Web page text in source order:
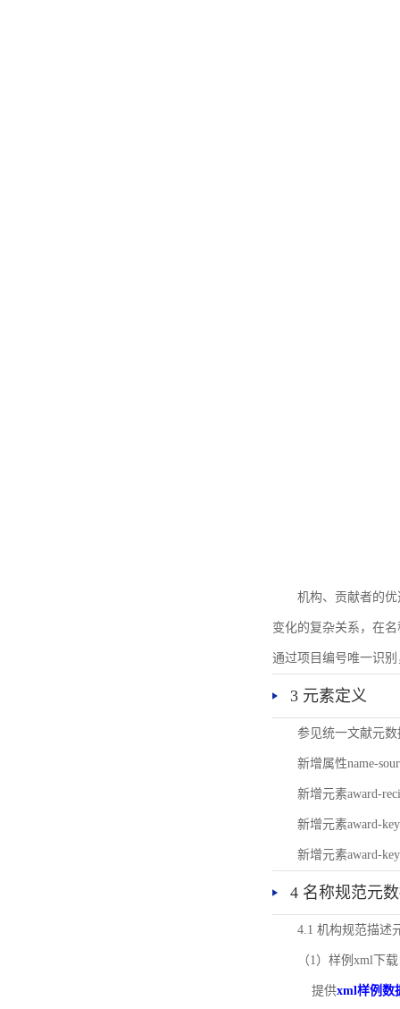
机构、贡献者的
变化的复杂关系，在
通过项目编号唯一识
3 元素定义
参见统一文献元
新增属性name-
新增元素award-
新增元素award-
新增元素award-
4 名称规范元
4.1 机构规范描述
（1）样例xml下载
提供xml样例数